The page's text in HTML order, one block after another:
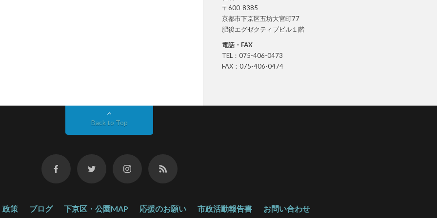
〒600-8385
京都市下京区五坊大宮町77
肥後エグゼクティブビル１階
電話・FAX
TEL：075-406-0473
FAX：075-406-0474
Back to Top
政策 ブログ 下京区・公園MAP 応援のお願い 市政活動報告書 お問い合わせ